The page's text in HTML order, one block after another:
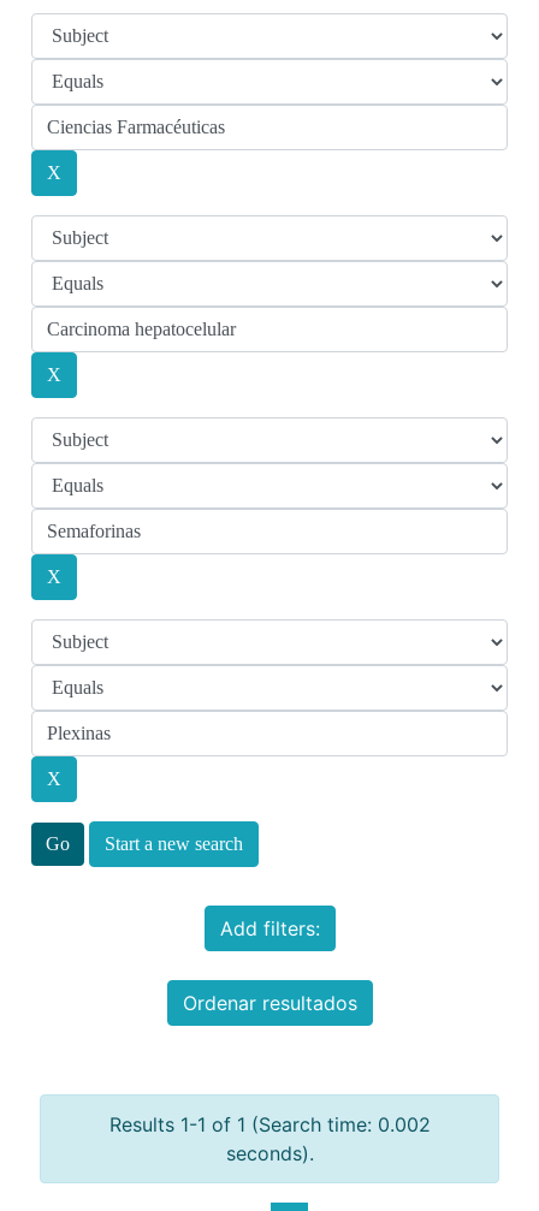
Start a new search
Add filters:
Ordenar resultados
Results 1-1 of 1 (Search time: 0.002
seconds).